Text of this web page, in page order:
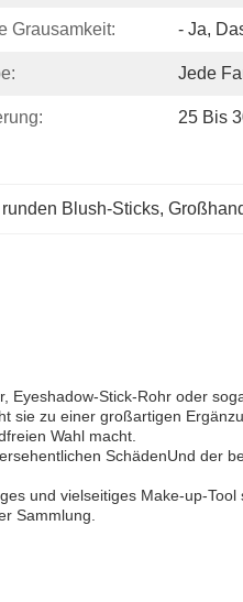
Grausamkeit: - Ja,
Jede
25 Bis
Blush-Sticks,
Stick-Rohr oder
sie zu einer großartigen
Wahl macht.
SchädenUnd der
und vielseitiges Make-up-
Sammlung.